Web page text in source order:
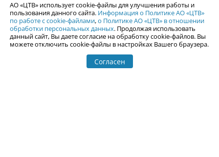
По вопросам размещения информации в разделе «Афиша»
afisha@uralweb.ru
Пользовательское соглашение на использование сайта
Политика АО «ЦТВ» в отношении обработки персональных данных
АО «ЦТВ» использует cookie-файлы для улучшения работы и
пользования данного сайта. Информация о Политике АО «ЦТВ»
по работе с cookie-файлами,о Политике АО «ЦТВ» в отношении
обработки персональных данных. Продолжая использовать
данный сайт, Вы даете согласие на обработку cookie-файлов. Вы
можете отключить cookie-файлы в настройках Вашего браузера.
Согласен